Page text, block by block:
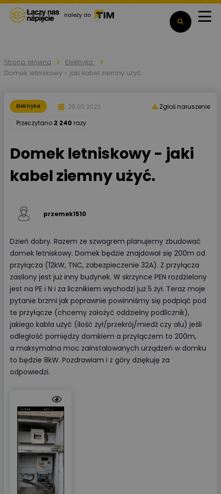
należy do
Strona główna
Elektryka
Domek letniskowy - jaki kabel ziemny użyć.
Elektryka
26.05.2023
Przeczytano 2 240 razy
Zgłoś naruszenie
Domek letniskowy - jaki
kabel ziemny użyć.
przemek1510
Dzień dobry. Razem ze szwagrem planujemy zbudować
domek letniskowy. Domek będzie znajdował się 200m od
przyłącza (12kW, TNC, zabezpieczenie 32A). Z przyłącza
zasilony jest już inny budynek. W skrzynce PEN rozdzielony
jest na PE i N i za licznikiem wychodzi już 5 żył. Teraz moje
pytanie brzmi jak poprawnie powinniśmy się podpiąć pod
te przyłącze (chcemy założyć oddzielny podlicznik),
jakiego kabla użyć (ilość żył/przekrój/miedź czy alu) jeśli
odległość pomiędzy domkiem a przyłączem to 200m,
a maksymalna moc zainstalowanych urządzeń w domku
to będzie 8kW. Pozdrawiam i z góry dziękuję za
odpowiedzi.